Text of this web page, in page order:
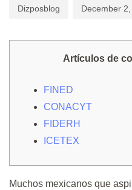
Dizposblog December
Artículos de
FINED
CONACYT
FIDERH
ICETEX
Muchos mexicanos que